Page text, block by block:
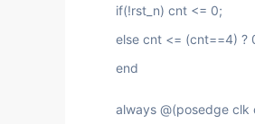
if(!rst_n) cnt <= 0;
else cnt <= (cnt==4) ?
end
always @(posedge